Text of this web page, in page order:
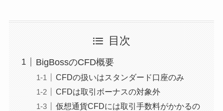
目次
BigBossのCFD概要
CFDの扱いはスタンダード口座のみ
CFDは取引ボーナスの対象外
仮想通貨CFDには取引手数料がかかるの